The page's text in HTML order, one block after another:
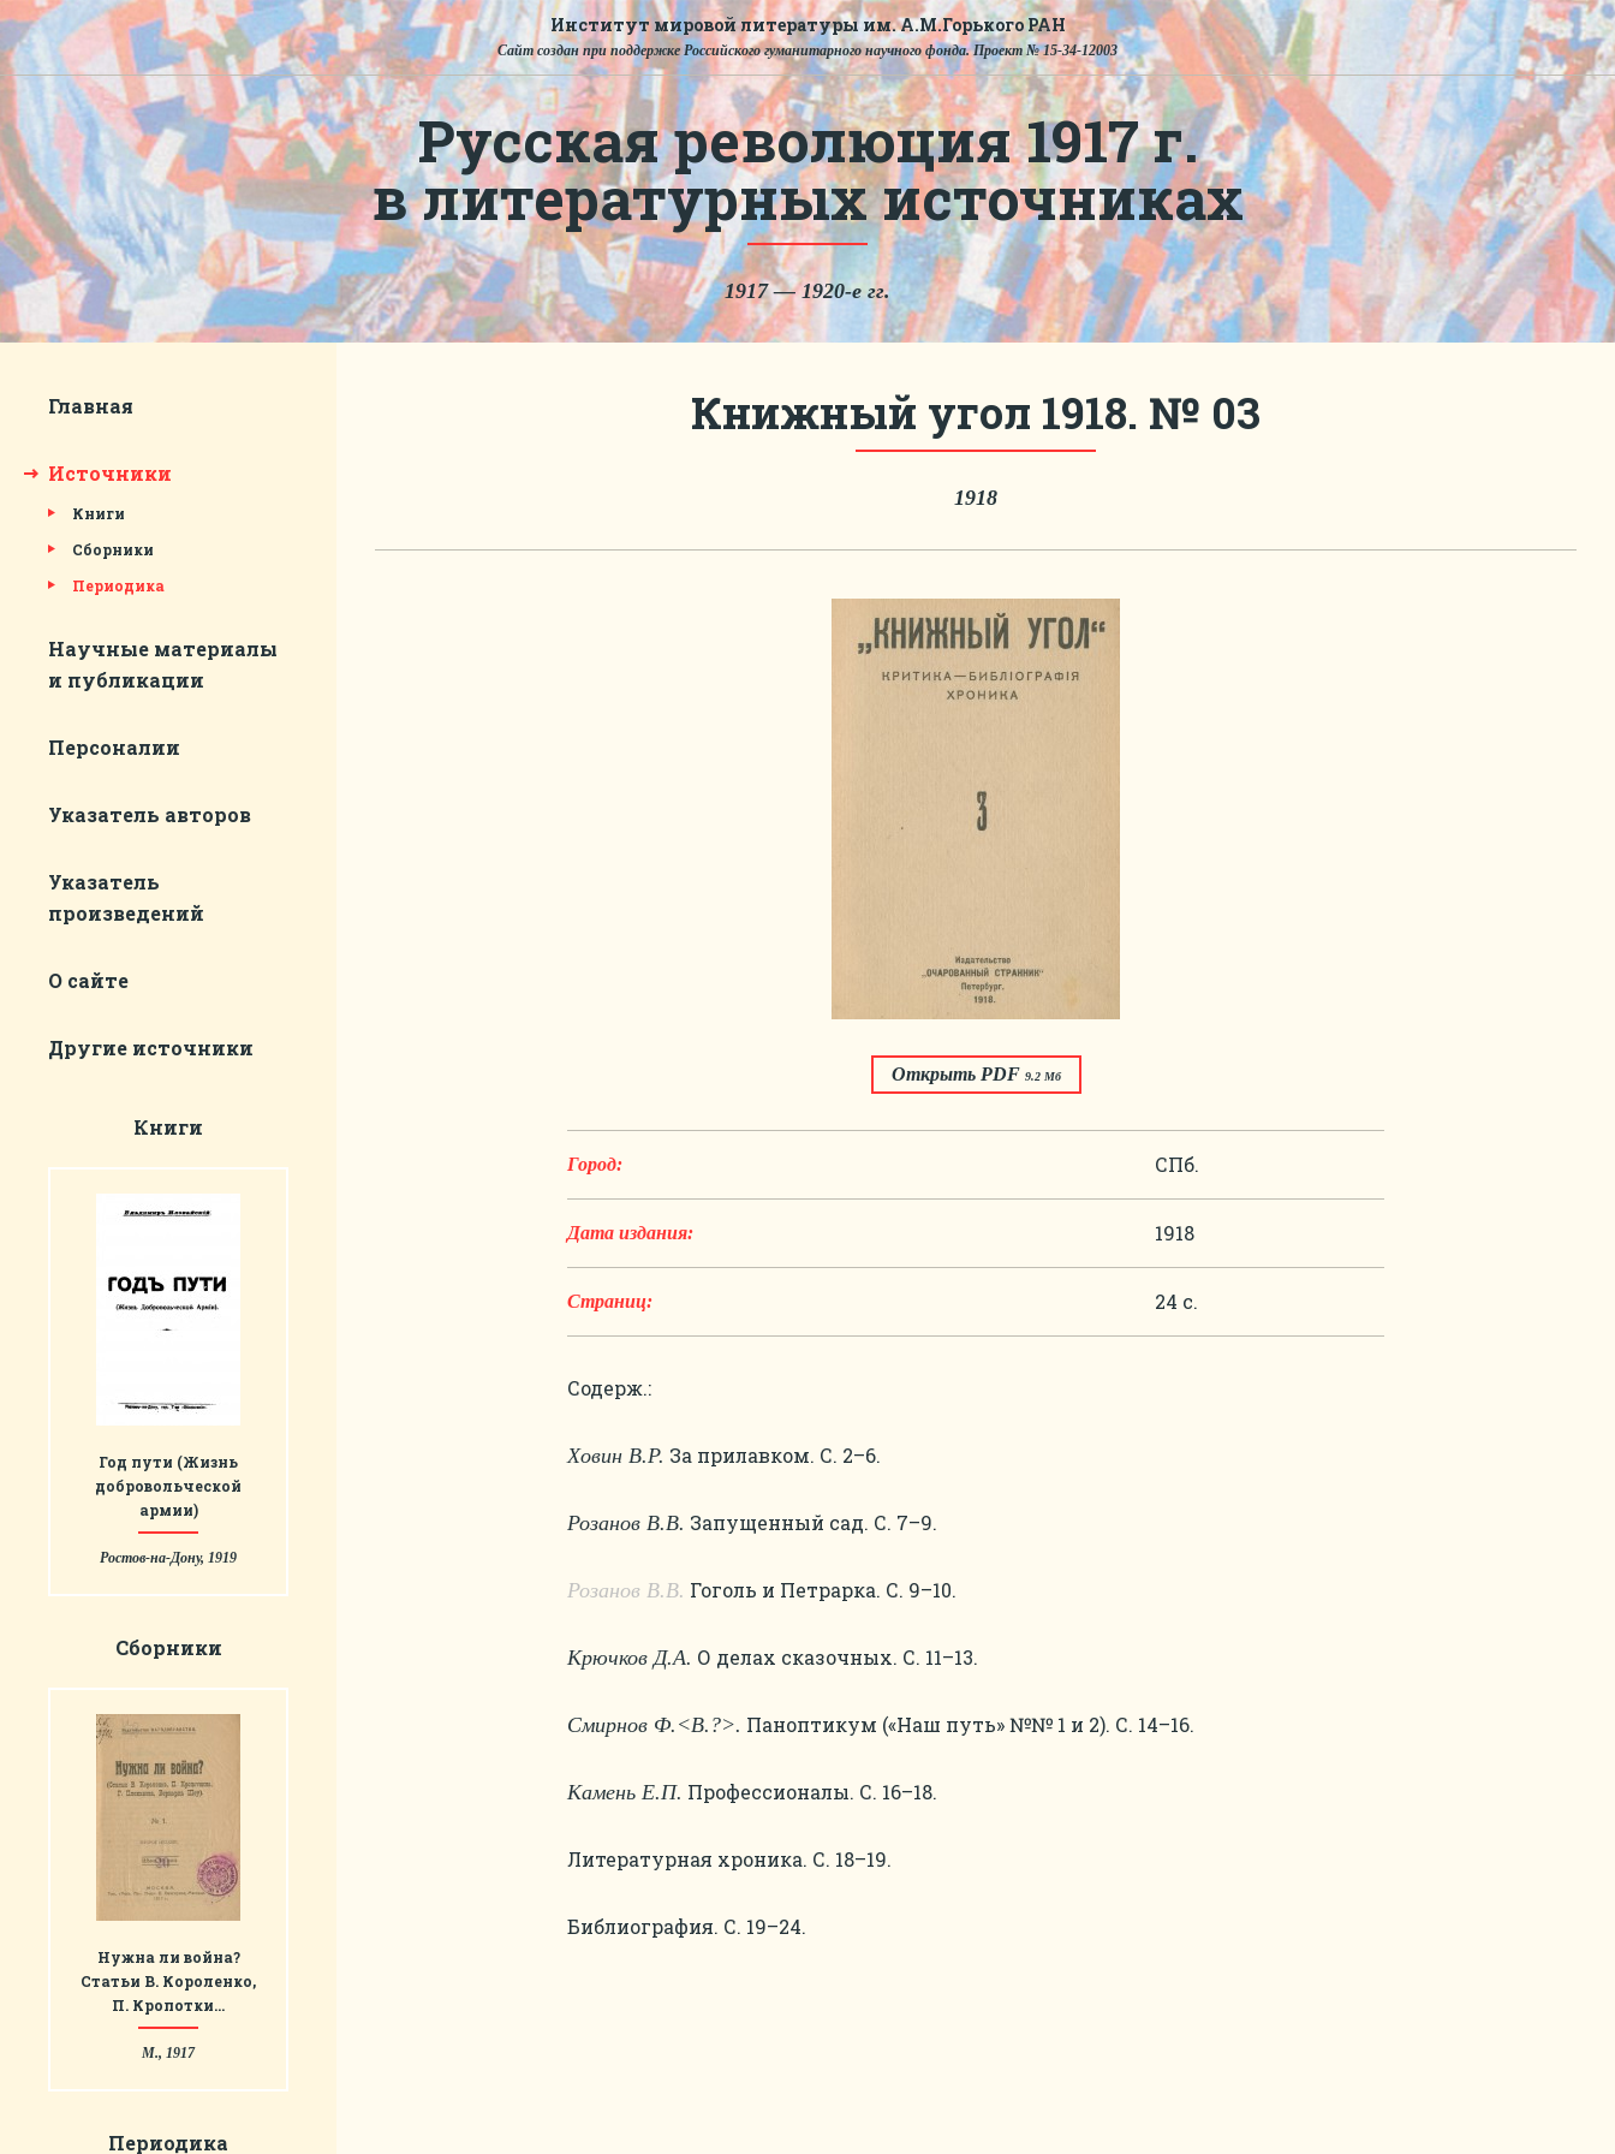
Институт мировой литературы им. А.М.Горького РАН
Сайт создан при поддержке Российского гуманитарного научного фонда. Проект № 15-34-12003
Русская революция 1917 г.
в литературных источниках
1917 — 1920-е гг.
Главная
Источники
Книги
Сборники
Периодика
Научные материалы
и публикации
Персоналии
Указатель авторов
Указатель
произведений
О сайте
Другие источники
Книги
Год пути (Жизнь
добровольческой
армии)
Ростов-на-Дону, 1919
Сборники
Нужна ли война?
Статьи В. Короленко,
П. Кропотки…
М., 1917
Периодика
Книжный угол 1918. № 03
1918
Открыть PDF 9.2 Мб
Город: СПб.
Дата издания: 1918
Страниц: 24 с.
Содерж.:
Ховин В.Р. За прилавком. С. 2–6.
Розанов В.В. Запущенный сад. С. 7–9.
Розанов В.В. Гоголь и Петрарка. С. 9–10.
Крючков Д.А. О делах сказочных. С. 11–13.
Смирнов Ф.<В.?>. Паноптикум («Наш путь» №№ 1 и 2). С. 14–16.
Камень Е.П. Профессионалы. С. 16–18.
Литературная хроника. С. 18–19.
Библиография. С. 19–24.